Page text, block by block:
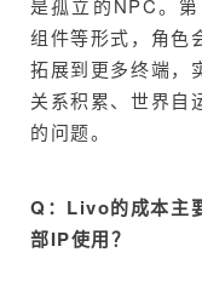
组件等形式，角色
拓展到更多终端，
关系积累、世界自
的问题。
Q：Livo的成本主
部IP使用？